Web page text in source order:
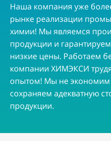
Наша компания уже
рынке реализации
химии! Мы являемся
продукции и
низкие цены. Работаем
компании ХИМЭКСИ
опытом! Мы не экономим
сохраняем адекватную
продукции.